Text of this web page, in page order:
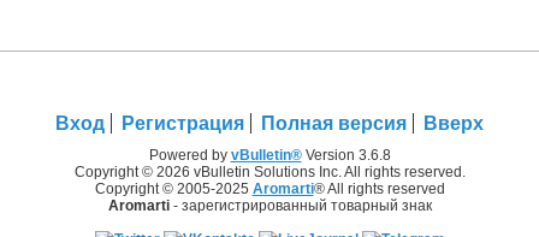
Вход Регистрация Полная версия Вверх
Powered by vBulletin®Version 3.6.8
Copyright © 2026 vBulletin Solutions Inc. All rights reserved.
Copyright © 2005-2025 Aromarti® All rights reserved
Aromarti- зарегистрированный товарный знак